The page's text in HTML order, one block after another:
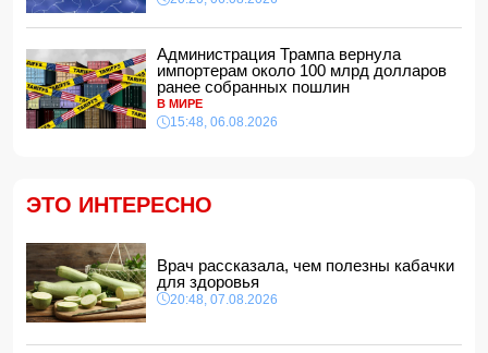
14:28, 07.08.2026
14:14, 07.08.2026
Сына Абеля Магеррамова отозвали от должности посла
14:10, 07.08.2026
14:04, 07.08.2026
дипломатами
14:00, 07.08.2026
Прогноз погоды в Азербайджане на 8 августа
12:48, 07.08.2026
В Азербайджане ищут сотрудников с зарплатой до 10
Администрация Трампа вернула
импортерам около 100 млрд долларов
ранее собранных пошлин
В МИРЕ
15:48, 06.08.2026
ЭТО ИНТЕРЕСНО
Врач рассказала, чем полезны кабачки
для здоровья
20:48, 07.08.2026